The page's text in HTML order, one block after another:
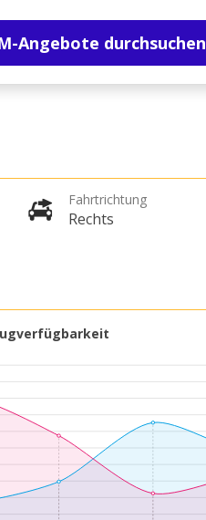
Angebote durchsuchen
Fahrtrichtung
Rechts